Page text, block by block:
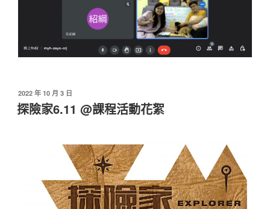
發
佈
於
2022 年 10 月 3 日
探險家6.11 @課程活動花絮